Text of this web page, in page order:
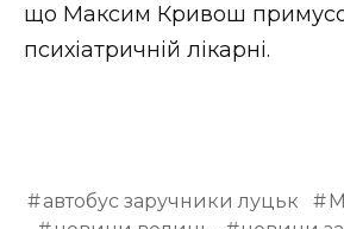
що Максим Кривош
психіатричній лікарні.
автобус заручники луцьк